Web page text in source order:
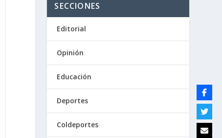
SECCIONES
Editorial
Opinión
Educación
Deportes
Coldeportes